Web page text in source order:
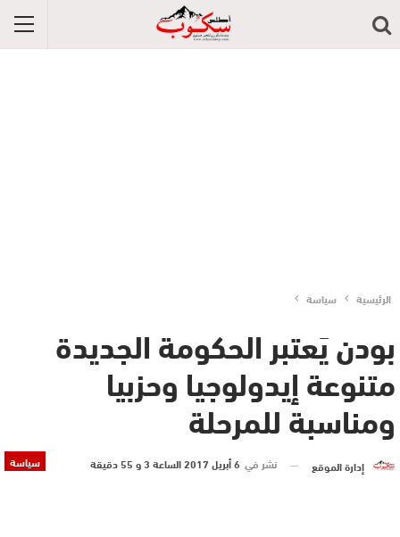
الرئيسية سياسة
بودن يَعتبر الحكومة الجديدة
متنوعة إيدولوجيا وحزبيا
ومناسبة للمرحلة
سياسة إدارة الموقع نشر في 6 أبريل 2017 الساعة 3 و 55 دقيقة